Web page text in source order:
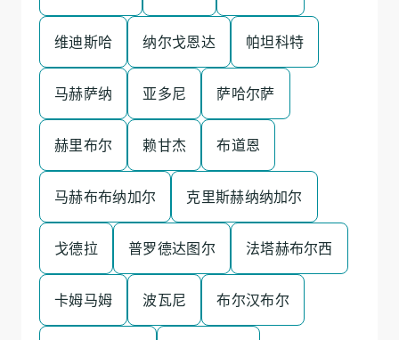
维迪斯哈 纳尔戈恩达 帕坦科特
马赫萨纳 亚多尼 萨哈尔萨
赫里布尔 赖甘杰 布道恩
马赫布布纳加尔 克里斯赫纳纳加尔
戈德拉 普罗德达图尔 法塔赫布尔西
卡姆马姆 波瓦尼 布尔汉布尔